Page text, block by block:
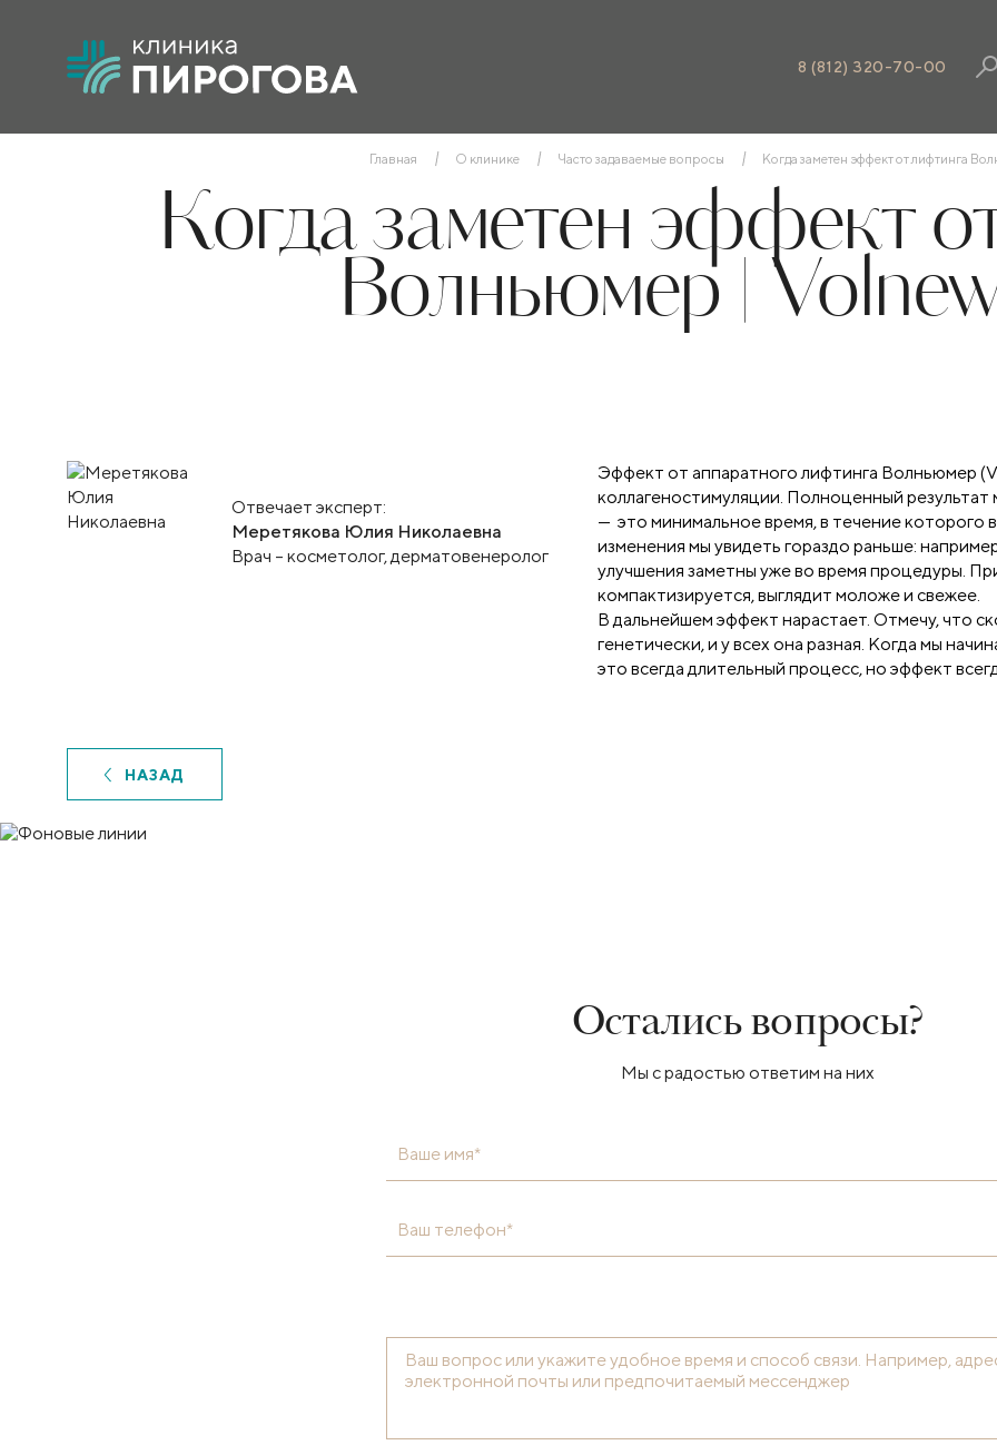
8 (812) 320-70-00
Главная О клинике Часто задаваемые вопросы Когда заметен эффект от лифтинга
Когда заметен эффект
Волньюмер |
Отвечает эксперт:
Меретякова Юлия Николаевна
Врач – косметолог, дерматовенеролог
Эффект от аппаратного лифтинга Волньюмер
коллагеностимуляции. Полноценный
— это минимальное время, в течение которого
изменения мы увидеть гораздо раньше:
улучшения заметны уже во время процедуры.
компактизируется, выглядит моложе и свежее.
В дальнейшем эффект нарастает. Отмечу, что
генетически, и у всех она разная. Когда мы
это всегда длительный процесс, но эффект
НАЗАД
Остались вопросы?
Мы с радостью ответим на них
Ваше имя*
Ваш телефон*